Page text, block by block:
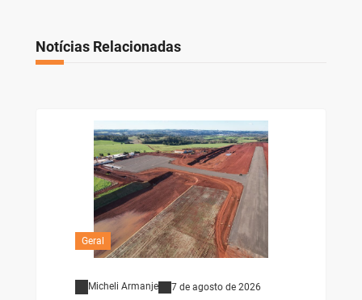
Notícias Relacionadas
Geral
Micheli Armanje 7 de agosto de 2026